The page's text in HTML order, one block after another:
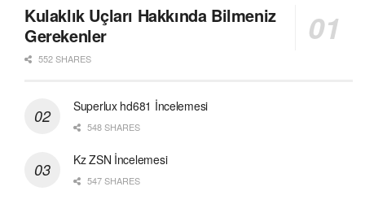
Kulaklık Uçları Hakkında Bilmeniz
Gerekenler
552 SHARES
Superlux hd681 İncelemesi
548 SHARES
Kz ZSN İncelemesi
547 SHARES